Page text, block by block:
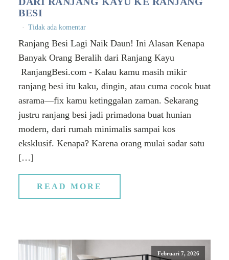
BESI
Tidak ada komentar
Ranjang Besi Lagi Naik Daun! Ini Alasan Kenapa
Banyak Orang Beralih dari Ranjang Kayu
RanjangBesi.com - Kalau kamu masih mikir
ranjang besi itu kaku, dingin, atau cuma cocok buat
asrama—fix kamu ketinggalan zaman. Sekarang
justru ranjang besi jadi primadona buat hunian
modern, dari rumah minimalis sampai kos
eksklusif. Kenapa? Karena orang mulai sadar satu
[…]
READ MORE
Februari 7, 2026